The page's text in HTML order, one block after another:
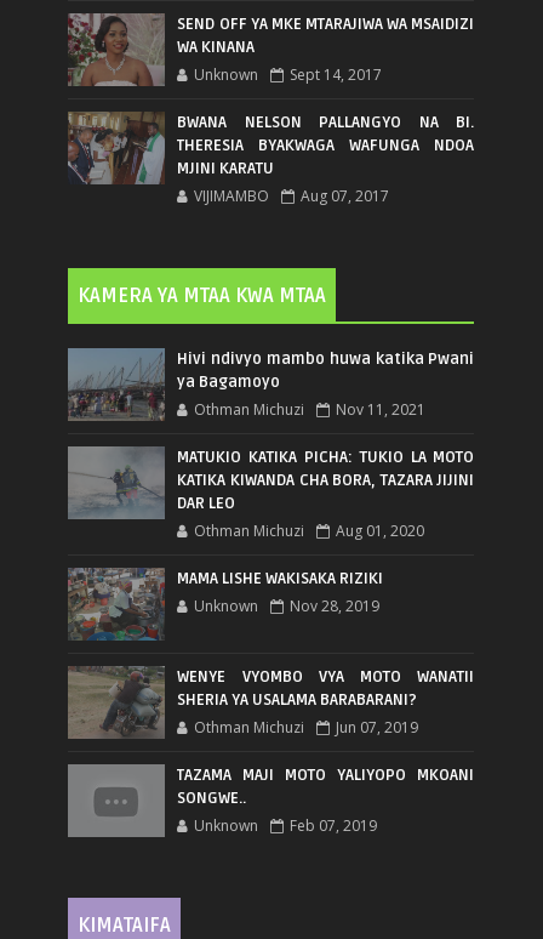
SEND OFF YA MKE MTARAJIWA WA MSAIDIZI
WA KINANA
Unknown Sept 14, 2017
BWANA NELSON PALLANGYO NA BI.
THERESIA BYAKWAGA WAFUNGA NDOA
MJINI KARATU
VIJIMAMBO Aug 07, 2017
KAMERA YA MTAA KWA MTAA
Hivi ndivyo mambo huwa katika Pwani
ya Bagamoyo
Othman Michuzi Nov 11, 2021
MATUKIO KATIKA PICHA: TUKIO LA MOTO
KATIKA KIWANDA CHA BORA, TAZARA JIJINI
DAR LEO
Othman Michuzi Aug 01, 2020
MAMA LISHE WAKISAKA RIZIKI
Unknown Nov 28, 2019
WENYE VYOMBO VYA MOTO WANATII
SHERIA YA USALAMA BARABARANI?
Othman Michuzi Jun 07, 2019
TAZAMA MAJI MOTO YALIYOPO MKOANI
SONGWE..
Unknown Feb 07, 2019
KIMATAIFA